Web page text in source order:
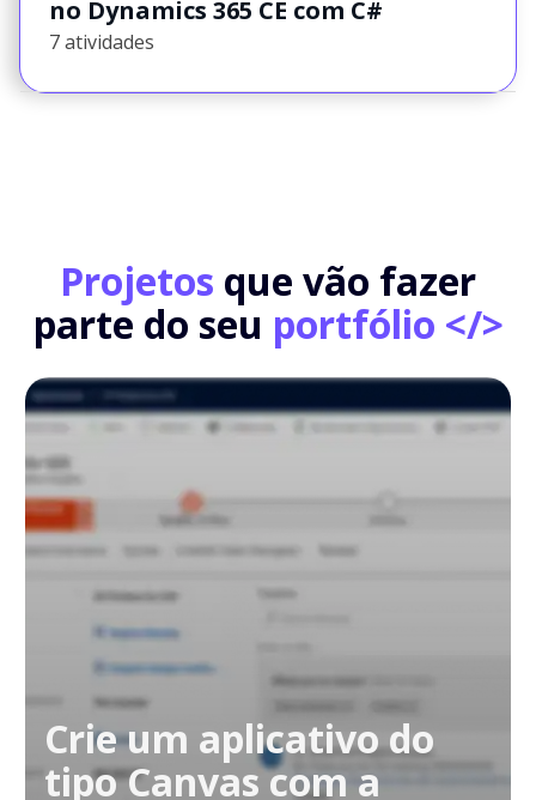
no Dynamics 365 CE com C#
7 atividades
Projetos que vão fazer
parte do seu portfólio </>
Crie um aplicativo do
tipo Canvas com a